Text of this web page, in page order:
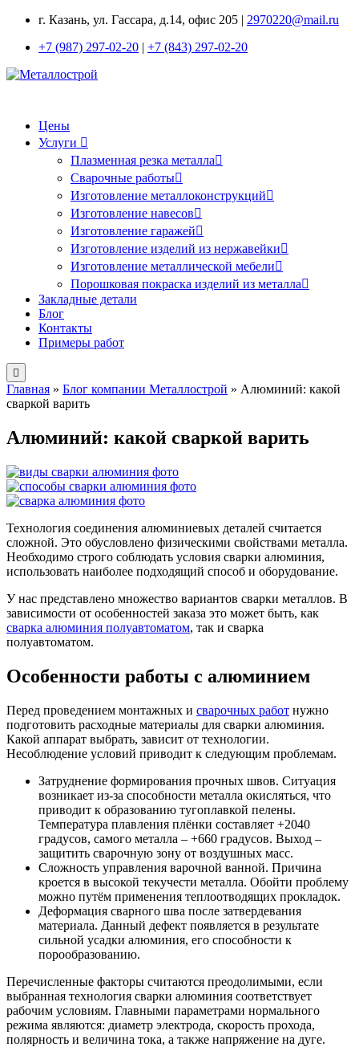
г. Казань, ул. Гассара, д.14, офис 205 | 2970220@mail.ru
+7 (987) 297-02-20 | +7 (843) 297-02-20
Цены
Услуги
Плазменная резка металла
Сварочные работы
Изготовление металлоконструкций
Изготовление навесов
Изготовление гаражей
Изготовление изделий из нержавейки
Изготовление металлической мебели
Порошковая покраска изделий из металла
Закладные детали
Блог
Контакты
Примеры работ
Главная » Блог компании Металлострой » Алюминий: какой
сваркой варить
Алюминий: какой сваркой варить
Технология соединения алюминиевых деталей считается
сложной. Это обусловлено физическими свойствами металла.
Необходимо строго соблюдать условия сварки алюминия,
использовать наиболее подходящий способ и оборудование.
У нас представлено множество вариантов сварки металлов. В
зависимости от особенностей заказа это может быть, как
сварка алюминия полуавтоматом, так и сварка
полуавтоматом.
Особенности работы с алюминием
Перед проведением монтажных и сварочных работ нужно
подготовить расходные материалы для сварки алюминия.
Какой аппарат выбрать, зависит от технологии.
Несоблюдение условий приводит к следующим проблемам.
Затруднение формирования прочных швов. Ситуация
возникает из-за способности металла окисляться, что
приводит к образованию тугоплавкой пелены.
Температура плавления плёнки составляет +2040
градусов, самого металла – +660 градусов. Выход –
защитить сварочную зону от воздушных масс.
Сложность управления варочной ванной. Причина
кроется в высокой текучести металла. Обойти проблему
можно путём применения теплоотводящих прокладок.
Деформация сварного шва после затвердевания
материала. Данный дефект появляется в результате
сильной усадки алюминия, его способности к
порообразованию.
Перечисленные факторы считаются преодолимыми, если
выбранная технология сварки алюминия соответствует
рабочим условиям. Главными параметрами нормального
режима являются: диаметр электрода, скорость прохода,
полярность и величина тока, а также напряжение на дуге.